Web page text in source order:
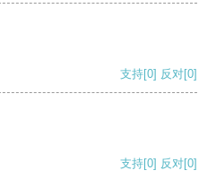
支持[0] 反对[0]
支持[0] 反对[0]